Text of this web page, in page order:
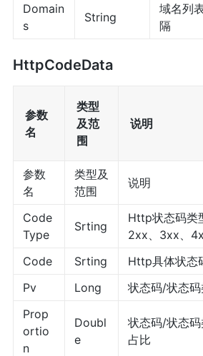
Domain
s
String
域名列
隔
HttpCodeData
参数
名
类型
及范
围
说明
参数
名
类型及
范围
说明
Code
Type
Srting
Http状态码类
2xx、3xx、
Code
Srting
Http具体状态
Pv
Long
状态码/状态
Prop
ortio
n
Doubl
e
状态码/状态
占比